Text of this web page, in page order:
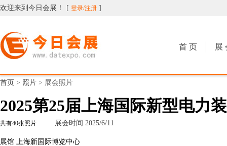
欢迎来到今日会展！ [ 登录/注册 ]
今日会展
首 页 展
首页 > 照片 > 展会照片
2025第25届上海国际新型电力
共有40张照片 展会时间 2025/6/11
展馆 上海新国际博览中心